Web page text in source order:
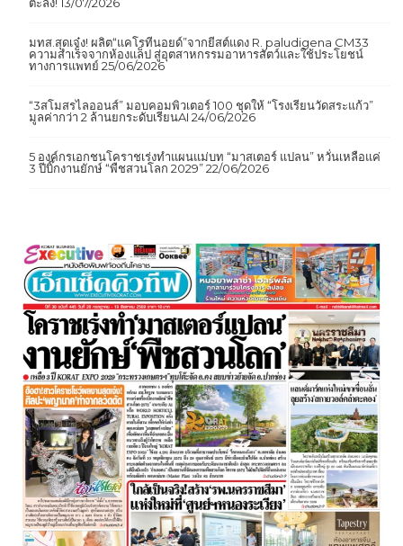
มทส.สุดเจ๋ง! ผลิต“แคโรทีนอยด์”จากยีสต์แดง R. paludigena CM33
ความสำเร็จจากห้องแล็ป สู่อุตสาหกรรมอาหารสัตว์และใช้ประโยชน์
ทางการแพทย์ 25/06/2026
“3สโมสรไลออนส์” มอบคอมพิวเตอร์ 100 ชุดให้ “โรงเรียนวัดสระแก้ว”
มูลค่ากว่า 2 ล้านยกระดับเรียนAI 24/06/2026
5 องค์กรเอกชนโคราชเร่งทำแผนแม่บท “มาสเตอร์ แปลน” หวั่นเหลือแค่
3 ปีบิ๊กงานยักษ์ “พืชสวนโลก 2029” 22/06/2026